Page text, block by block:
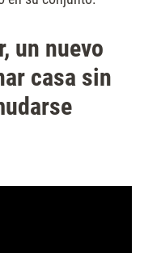
un nuevo
casa sin